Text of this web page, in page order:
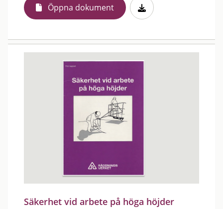
Öppna dokument
Säkerhet vid arbete på höga höjder